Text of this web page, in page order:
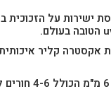
אקסטרה קליר
עובי הזכוכית